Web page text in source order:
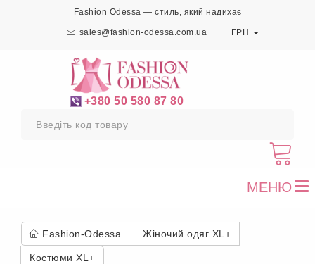
Fashion Odessa — стиль, який надихає
sales@fashion-odessa.com.ua ГРН
+380 50 580 87 80
МЕНЮ
Fashion-Odessa Жіночий одяг XL+
Костюми XL+